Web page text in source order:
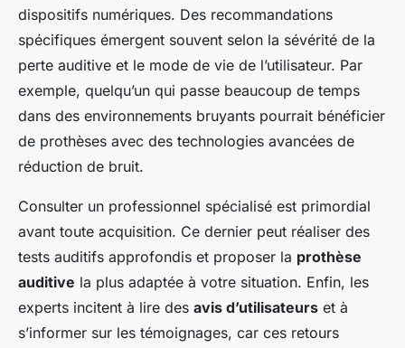
dispositifs numériques. Des recommandations
spécifiques émergent souvent selon la sévérité de la
perte auditive et le mode de vie de l’utilisateur. Par
exemple, quelqu’un qui passe beaucoup de temps
dans des environnements bruyants pourrait bénéficier
de prothèses avec des technologies avancées de
réduction de bruit.
Consulter un professionnel spécialisé est primordial
avant toute acquisition. Ce dernier peut réaliser des
tests auditifs approfondis et proposer la prothèse
auditive la plus adaptée à votre situation. Enfin, les
experts incitent à lire des avis d’utilisateurs et à
s’informer sur les témoignages, car ces retours